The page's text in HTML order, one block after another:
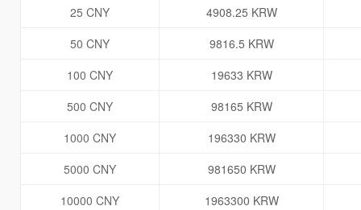
25 CNY
4908.25 KRW
50 CNY
9816.5 KRW
100 CNY
19633 KRW
500 CNY
98165 KRW
1000 CNY
196330 KRW
5000 CNY
981650 KRW
10000 CNY
1963300 KRW